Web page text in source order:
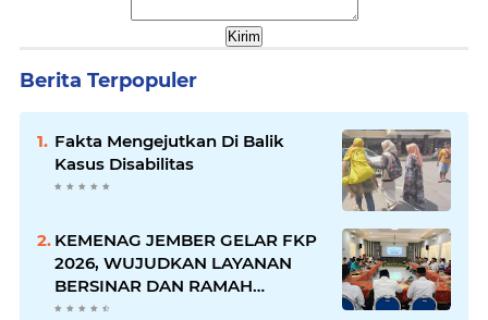
Berita Terpopuler
Fakta Mengejutkan Di Balik
Kasus Disabilitas
KEMENAG JEMBER GELAR FKP
2026, WUJUDKAN LAYANAN
BERSINAR DAN RAMAH
DISABILITAS